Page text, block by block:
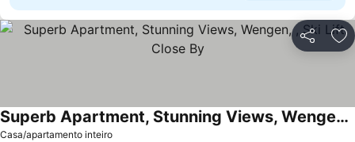
Partilhar
Casa/apartamento inteiro
Superb Apartment, Stunning Views, Wengen, , Ski Lift Close By